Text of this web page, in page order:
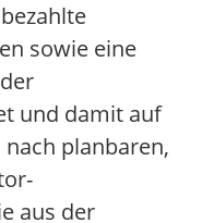
sowie eine
und damit auf
planbaren,
aus der